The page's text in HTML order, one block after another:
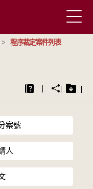
> 程序裁定案件列表
案號
人